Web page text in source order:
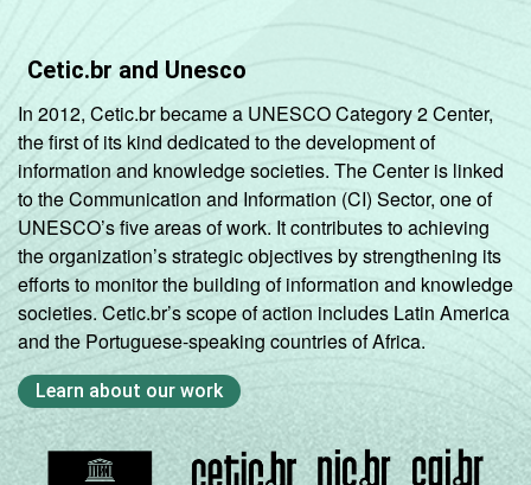
Cetic.br and Unesco
In 2012, Cetic.br became a UNESCO Category 2 Center,
the first of its kind dedicated to the development of
information and knowledge societies. The Center is linked
to the Communication and Information (CI) Sector, one of
UNESCO’s five areas of work. It contributes to achieving
the organization’s strategic objectives by strengthening its
efforts to monitor the building of information and knowledge
societies. Cetic.br’s scope of action includes Latin America
and the Portuguese-speaking countries of Africa.
Learn about our work